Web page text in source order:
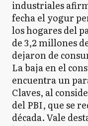
industriales
fecha el yogur
los hogares del
de 3,2 millones
dejaron de
La baja en el
encuentra un
Claves, al
del PBI, que se
década. Vale